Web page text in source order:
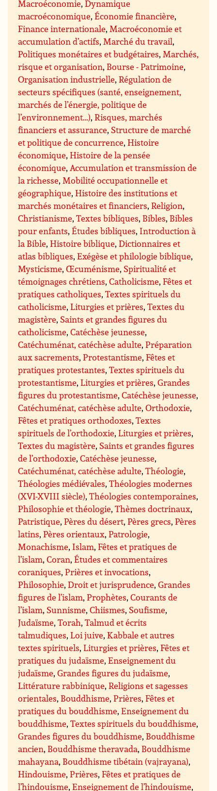
Macroéconomie,Dynamique
macroéconomique,Économie financière,
Finance internationale, Macroéconomie et
accumulation d’actifs, Marché du travail,
Politiques monétaires et budgétaires, Marchés,
risque et organisation, Bourse - Patrimoine,
Organisation industrielle,Régulation de
secteurs spécifiques (santé, enseignement,
marchés de l’énergie, politique de
l’environnement…),Risques, marchés
financiers et assurance, Structure de marché
et politique de concurrence,Histoire
économique,Histoire de la pensée
économique, Accumulation et transmission de
la richesse, Mobilité occupationnelle et
géographique,Histoire des institutions et
marchés monétaires et financiers,Religion,
Christianisme,Textes bibliques, Bibles, Bibles
pour enfants,Études bibliques, Introduction à
la Bible,Histoire biblique,Dictionnaires et
atlas bibliques,Exégèse et philologie biblique,
Mysticisme,Œcuménisme, Spiritualité et
témoignages chrétiens,Catholicisme,Fêtes et
pratiques catholiques,Textes spirituels du
catholicisme,Liturgies et prières,Textes du
magistère, Saints et grandes figures du
catholicisme,Catéchèse jeunesse,
Catéchuménat, catéchèse adulte,Préparation
aux sacrements,Protestantisme,Fêtes et
pratiques protestantes,Textes spirituels du
protestantisme,Liturgies et prières,Grandes
figures du protestantisme,Catéchèse jeunesse,
Catéchuménat, catéchèse adulte,Orthodoxie,
Fêtes et pratiques orthodoxes,Textes
spirituels de l’orthodoxie,Liturgies et prières,
Textes du magistère, Saints et grandes figures
de l’orthodoxie,Catéchèse jeunesse,
Catéchuménat, catéchèse adulte,Théologie,
Théologies médiévales,Théologies modernes
(XVI-XVIII siècle),Théologies contemporaines,
Philosophie et théologie,Thèmes doctrinaux,
Patristique,Pères du désert,Pères grecs,Pères
latins,Pères orientaux,Patrologie,
Monachisme, Islam,Fêtes et pratiques de
l’islam,Coran,Études et commentaires
coraniques,Prières et invocations,
Philosophie,Droit et jurisprudence,Grandes
figures de l’islam,Prophètes,Courants de
l’islam, Sunnisme,Chiismes, Soufisme,
Judaïsme,Torah,Talmud et écrits
talmudiques,Loi juive,Kabbale et autres
textes spirituels,Liturgies et prières,Fêtes et
pratiques du judaïsme,Enseignement du
judaïsme,Grandes figures du judaïsme,
Littérature rabbinique,Religions et sagesses
orientales, Bouddhisme,Prières,Fêtes et
pratiques du bouddhisme,Enseignement du
bouddhisme,Textes spirituels du bouddhisme,
Grandes figures du bouddhisme, Bouddhisme
ancien, Bouddhisme theravada, Bouddhisme
mahayana, Bouddhisme tibétain (vajrayana),
Hindouisme,Prières,Fêtes et pratiques de
l’hindouisme,Enseignement de l’hindouisme,